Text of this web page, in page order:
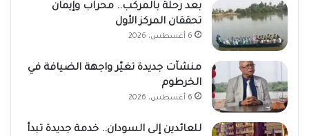
بعد رحلة بالمركب.. محراب وإيمان
تحققان المركز الأول
6 أغسطس، 2026
منشآت جديدة تغيّر واجهة الضيافة في
الخرطوم
6 أغسطس، 2026
للعائدين إلى السودان.. خدمة جديدة تبدأ